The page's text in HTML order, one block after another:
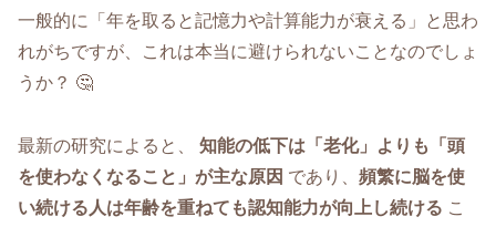
一般的に「年を取ると記憶力や計算能力が衰える」と思わ
れがちですが、これは本当に避けられないことなのでしょ
うか？ 🤔
最新の研究によると、 知能の低下は「老化」よりも「頭
を使わなくなること」が主な原因 であり、 頻繁に脳を使
い続ける人は年齢を重ねても認知能力が向上し続ける こ